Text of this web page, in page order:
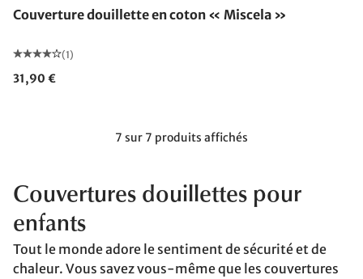
Couverture douillette en coton « Miscela »
(1)
31,90 €
7 sur 7 produits affichés
Couvertures douillettes pour
enfants
Tout le monde adore le sentiment de sécurité et de
chaleur. Vous savez vous-même que les couvertures